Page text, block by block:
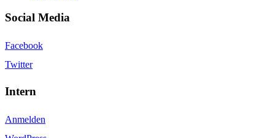
Social Media
Facebook
Twitter
Intern
Anmelden